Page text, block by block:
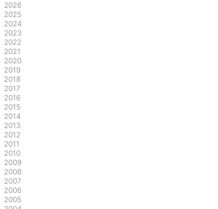
2026
2025
2024
2023
2022
2021
2020
2019
2018
2017
2016
2015
2014
2013
2012
2011
2010
2009
2008
2007
2006
2005